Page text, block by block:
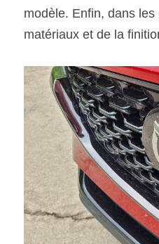
modèle. Enfin, dans
matériaux et de la